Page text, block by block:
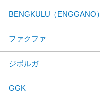
BENGKULU（ENGGANO）
ファクファ
ジボルガ
GGK